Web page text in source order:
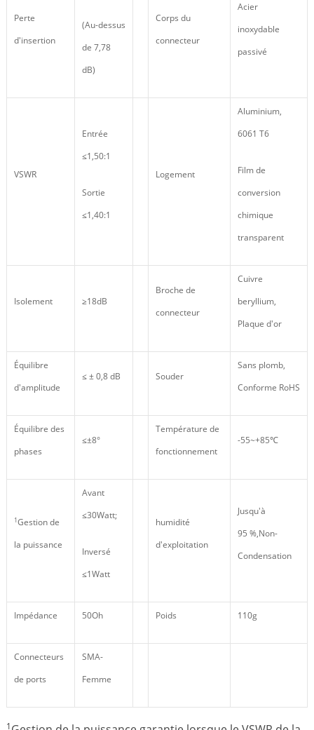
Perte
d'insertion
(Au-dessus
de 7,78
dB)
Corps du
connecteur
Acier
inoxydable
passivé
VSWR
Entrée
≤1,50:1
Sortie
≤1,40:1
Logement
Aluminium,
6061 T6
Film de
conversion
chimique
transparent
Isolement ≥18dB
Broche de
connecteur
Cuivre
beryllium,
Plaque d'or
Équilibre
d'amplitude
≤ ± 0,8 dB Souder
Sans plomb,
Conforme RoHS
Équilibre des
phases
≤±8°
Température de
fonctionnement
-55~+85℃
1Gestion de
la puissance
Avant
≤30Watt;
Inversé
≤1Watt
humidité
d'exploitation
Jusqu'à
95 %,Non-
Condensation
Impédance 50Oh Poids 110g
Connecteurs
de ports
SMA-
Femme
1